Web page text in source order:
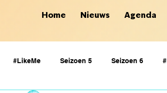
Home Nieuws Agenda
#LikeMe Seizoen 5 Seizoen 6